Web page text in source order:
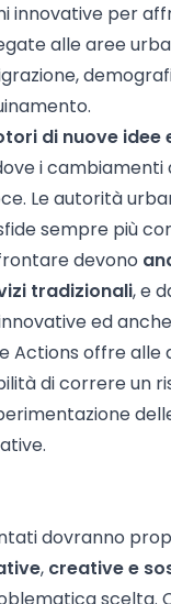
innovative per
alle aree
di nuove idee
i cambiamenti
Le autorità
sempre più
devono
tradizionali, e
ed
Actions offre alle
di correre un
dovranno
, creative e